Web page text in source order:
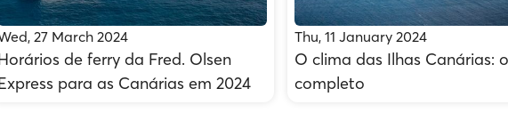
27 March 2024
de ferry da Fred. Olsen
para as Canárias em 2024
Thu, 11 January 2024
O clima das Ilhas Canárias:
completo